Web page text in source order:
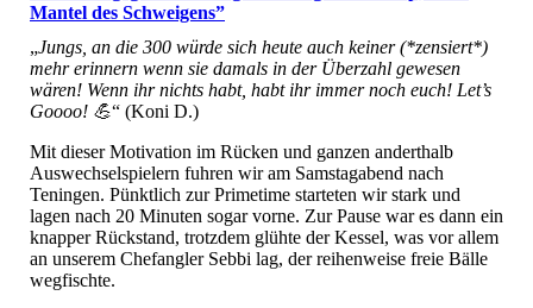
Mantel des Schweigens”
„Jungs, an die 300 würde sich heute auch keiner (*zensiert*)
mehr erinnern wenn sie damals in der Überzahl gewesen
wären! Wenn ihr nichts habt, habt ihr immer noch euch! Let’s
Goooo! 💪“ (Koni D.)
Mit dieser Motivation im Rücken und ganzen anderthalb
Auswechselspielern fuhren wir am Samstagabend nach
Teningen. Pünktlich zur Primetime starteten wir stark und
lagen nach 20 Minuten sogar vorne. Zur Pause war es dann ein
knapper Rückstand, trotzdem glühte der Kessel, was vor allem
an unserem Chefangler Sebbi lag, der reihenweise freie Bälle
wegfischte.